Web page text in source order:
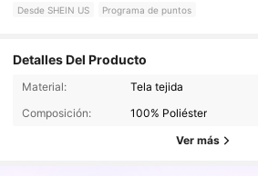
Desde SHEIN US Programa de puntos
Detalles Del Producto
Material:
Tela tejida
Composición:
100% Poliéster
Ver más
716 Seguidores